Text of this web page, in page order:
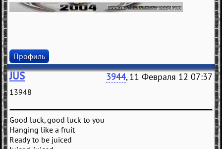
Профиль
JUS 3944, 11 Февраля 12 07:37
13948
Good luck, good luck to you
Hanging like a fruit
Ready to be juiced